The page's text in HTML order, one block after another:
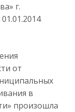
г.
от
в
произошла